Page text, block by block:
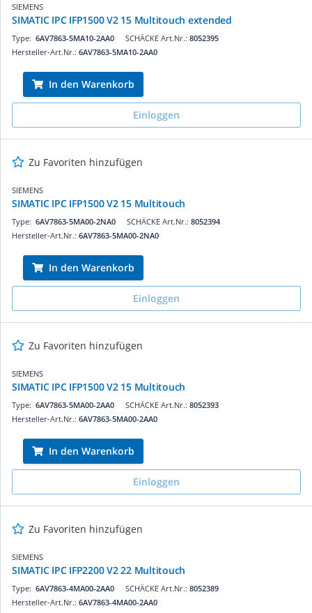
SIEMENS
SIMATIC IPC IFP1500 V2 15 Multitouch extended
SCHÄCKE Art.Nr.: 8052395
Type: 6AV7863-5MA10-2AA0
Hersteller-Art.Nr.: 6AV7863-5MA10-2AA0
In den Warenkorb
Einloggen
Zu Favoriten hinzufügen
SIEMENS
SIMATIC IPC IFP1500 V2 15 Multitouch
SCHÄCKE Art.Nr.: 8052394
Type: 6AV7863-5MA00-2NA0
Hersteller-Art.Nr.: 6AV7863-5MA00-2NA0
In den Warenkorb
Einloggen
Zu Favoriten hinzufügen
SIEMENS
SIMATIC IPC IFP1500 V2 15 Multitouch
SCHÄCKE Art.Nr.: 8052393
Type: 6AV7863-5MA00-2AA0
Hersteller-Art.Nr.: 6AV7863-5MA00-2AA0
In den Warenkorb
Einloggen
Zu Favoriten hinzufügen
SIEMENS
SIMATIC IPC IFP2200 V2 22 Multitouch
SCHÄCKE Art.Nr.: 8052389
Type: 6AV7863-4MA00-2AA0
Hersteller-Art.Nr.: 6AV7863-4MA00-2AA0